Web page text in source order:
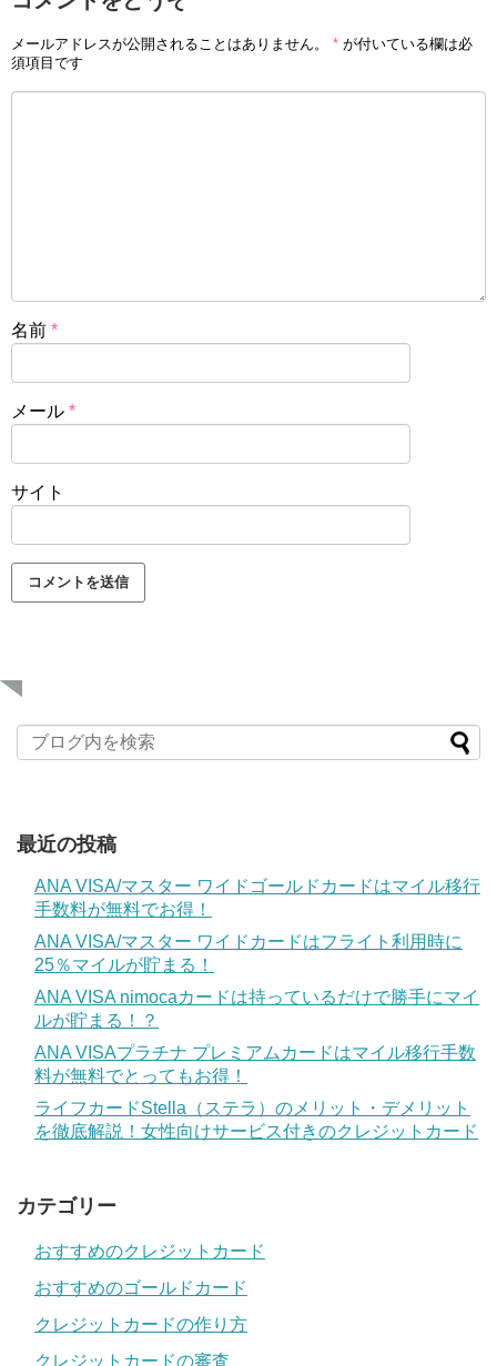
メールアドレスが公開されることはありません。 * が付いている欄は必
須項目です
名前 *
メール *
サイト
最近の投稿
ANA VISA/マスター ワイドゴールドカードはマイル移行
手数料が無料でお得！
ANA VISA/マスター ワイドカードはフライト利用時に
25％マイルが貯まる！
ANA VISA nimocaカードは持っているだけで勝手にマイ
ルが貯まる！？
ANA VISAプラチナ プレミアムカードはマイル移行手数
料が無料でとってもお得！
ライフカードStella（ステラ）のメリット・デメリット
を徹底解説！女性向けサービス付きのクレジットカード
カテゴリー
おすすめのクレジットカード
おすすめのゴールドカード
クレジットカードの作り方
クレジットカードの審査